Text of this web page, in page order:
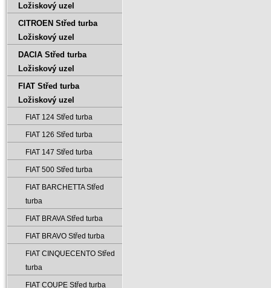
Ložiskový uzel
CITROEN Střed turba
Ložiskový uzel
DACIA Střed turba
Ložiskový uzel
FIAT Střed turba
Ložiskový uzel
FIAT 124 Střed turba
FIAT 126 Střed turba
FIAT 147 Střed turba
FIAT 500 Střed turba
FIAT BARCHETTA Střed
turba
FIAT BRAVA Střed turba
FIAT BRAVO Střed turba
FIAT CINQUECENTO Střed
turba
FIAT COUPE Střed turba